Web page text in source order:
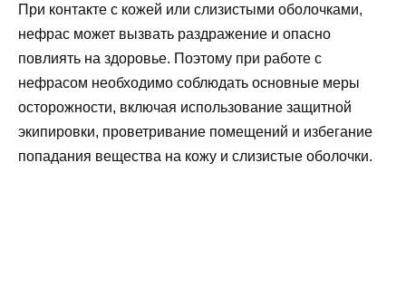
При контакте с кожей или слизистыми оболочками,
нефрас может вызвать раздражение и опасно
повлиять на здоровье. Поэтому при работе с
нефрасом необходимо соблюдать основные меры
осторожности, включая использование защитной
экипировки, проветривание помещений и избегание
попадания вещества на кожу и слизистые оболочки.